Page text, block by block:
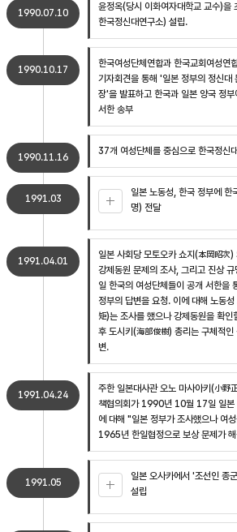
1990.07.10
윤정옥(당시 이화여자대학교 교수)을
한국정신대연구소) 설립.
1990.10.17
한국여성단체연합과 한국교회여성연
기자회견을 통해 '일본 정부의 정신대
장'을 발표하고 한국과 일본 양국 정
서한 송부
1990.11.16
37개 여성단체를 중심으로 한국정신
1991.03
일본 노동성, 한국 정부에 한
명) 전달
1991.04.01
일본 사회당 모토오카 쇼지(本岡昭次
강제동원 문제의 조사, 그리고 진상
일 한국의 여성단체들이 공개 서한을
정부의 답변을 요청. 이에 대해 노동
矩)는 조사를 했으나 강제동원을 확인
후 도시키(海部俊樹) 총리는 구체적
변.
1991.04.24
주한 일본대사관 오노 마사아키(小野
책협의회가 1990년 10월 17일 일본
에 대해 "일본 정부가 조사했으나 여
1965년 한일협정으로 보상 문제가
1991.05
일본 오사카에서 '조선인 종
설립